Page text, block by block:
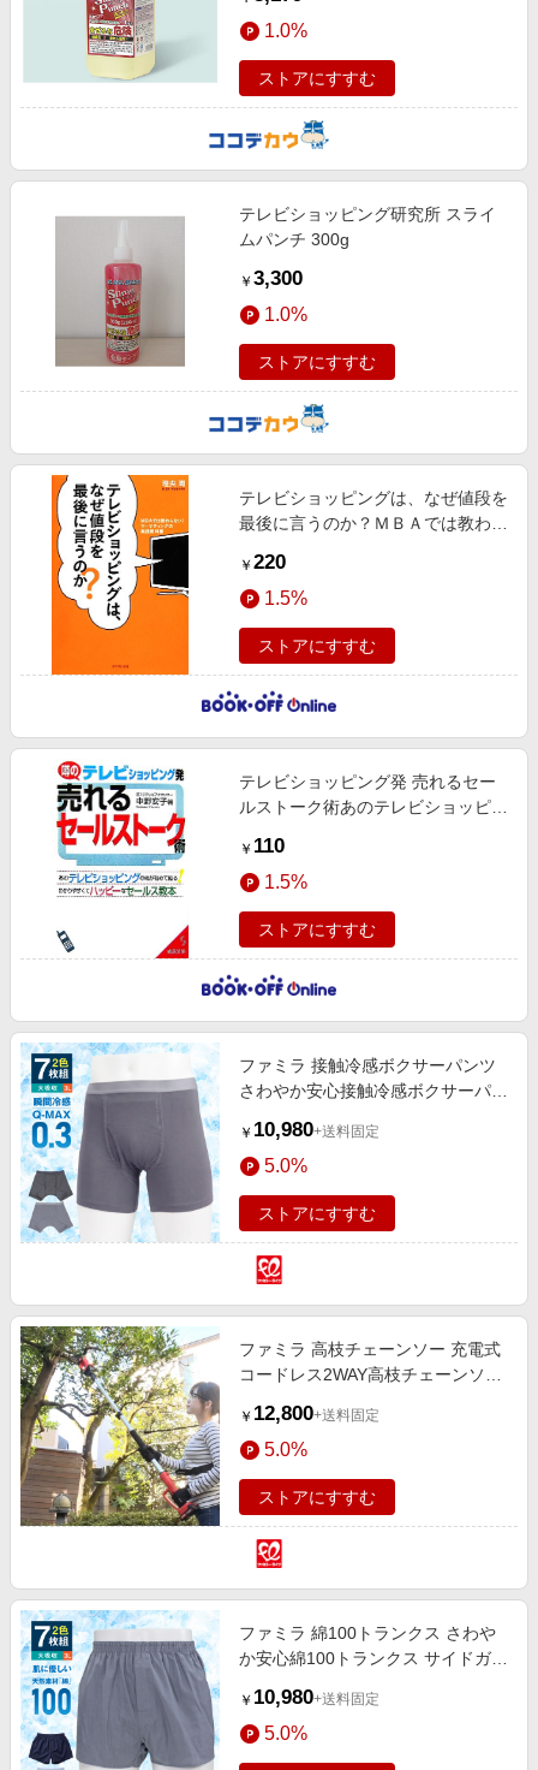
1.0%
ストアにすすむ
テレビショッピング研究所 スライ
ムパンチ 300g
￥ 3,300
1.0%
ストアにすすむ
テレビショッピングは、なぜ値段を
最後に言うのか？ＭＢＡでは教わら
￥ 220
1.5%
ストアにすすむ
テレビショッピング発 売れるセー
ルストーク術あのテレビショッピン
ハッピーなセールス教本成美文庫
￥ 110
1.5%
ストアにすすむ
ファミラ 接触冷感ボクサーパンツ
さわやか安心接触冷感ボクサーパン
吸収タイプ 3L
￥ 10,980+送料固定
5.0%
ストアにすすむ
ファミラ 高枝チェーンソー 充電式
コードレス2WAY高枝チェーンソー
￥ 12,800+送料固定
5.0%
ストアにすすむ
ファミラ 綿100トランクス さわや
か安心綿100トランクス サイドガー
3L
￥ 10,980+送料固定
5.0%